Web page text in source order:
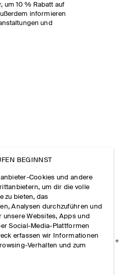
um 10 % Rabatt auf
informieren
und
BEGINNST
Cookies und andere
um dir die volle
zu bieten, das
Analysen durchzuführen und
Websites, Apps und
Social-Media-Plattformen
erfassen wir Informationen
Verhalten und zum